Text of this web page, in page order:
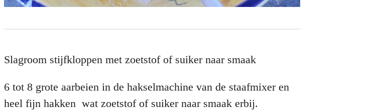
Slagroom stijfkloppen met zoetstof of suiker naar smaak
6 tot 8 grote aarbeien in de hakselmachine van de staafmixer en
heel fijn hakken wat zoetstof of suiker naar smaak erbij.